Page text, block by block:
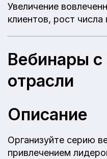
Увеличение
клиентов, рост числа
Вебинары
отрасли
Описание
Организуйте серию
привлечением